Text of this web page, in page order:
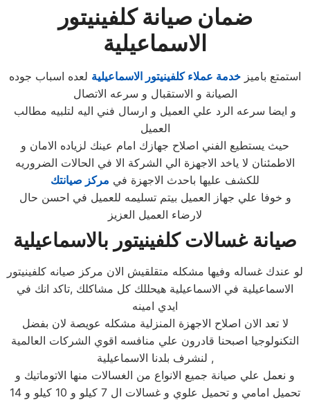
ضمان صيانة كلفينيتور
الاسماعيلية
استمتع باميز خدمة عملاء كلفينيتور الاسماعيلية لعده اسباب جوده
الصيانة و الاستقبال و سرعه الاتصال
و ايضا سرعه الرد علي العميل و ارسال فني اليه لتلبيه مطالب
العميل
حيث يستطيع الفني اصلاح جهازك امام عينك لزياده الامان و
الاطمئنان لا ياخد الاجهزة الي الشركة الا في الحالات الضروريه
للكشف عليها باحدث الاجهزة في مركز صيانتك
و خوفا علي جهاز العميل بيتم تسليمه للعميل في احسن حال
لارضاء العميل العزيز
صيانة غسالات كلفينيتور بالاسماعيلية
لو عندك غساله وفيها مشكله متقلقيش الان مركز صيانه كلفينيتور
الاسماعيلية في الاسماعيلية هيحللك كل مشاكلك ,تاكد انك في
ايدي امينه
لا تعد الان اصلاح الاجهزة المنزلية مشكله عويصة لان بفضل
التكنولوجيا اصبحنا قادرون علي منافسه اقوي الشركات العالمية
لنشرف بلدنا الاسماعيلية ,
و نعمل علي صيانة جميع الانواع من الغسالات منها الاتوماتيك و
تحميل امامي و تحميل علوي و غسالات ال 7 كيلو و 10 كيلو و 14